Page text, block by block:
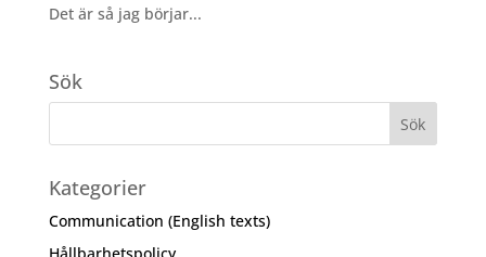
Det är så jag börjar...
Sök
Kategorier
Communication (English texts)